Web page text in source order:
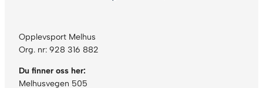
Opplevsport Melhus
Org. nr: 928 316 882
Du finner oss her:
Melhusvegen 505